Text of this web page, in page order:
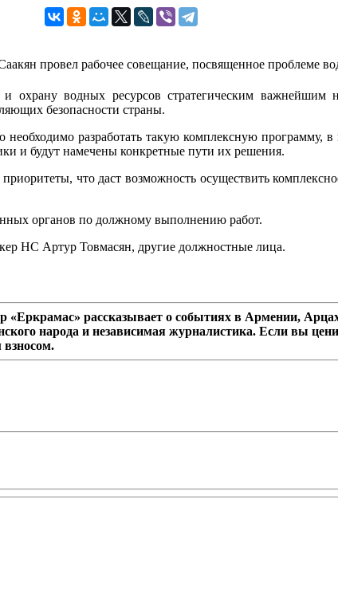
провел рабочее совещание, посвященное проблеме
охрану водных ресурсов стратегическим важнейшим
безопасности страны.
необходимо разработать такую комплексную
и будут намечены конкретные пути их решения.
что даст возможность осуществить
органов по должному выполнению работ.
НС Артур Товмасян, другие должностные лица.
рассказывает о событиях в Армении,
народа и независимая журналистика. Если вы